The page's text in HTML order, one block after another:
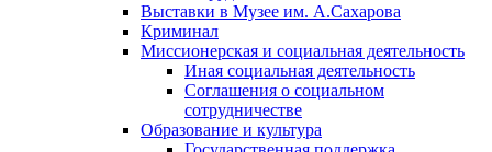
Выставки в Музее им. А.Сахарова
Криминал
Миссионерская и социальная деятельность
Иная социальная деятельность
Соглашения о социальном
сотрудничестве
Образование и культура